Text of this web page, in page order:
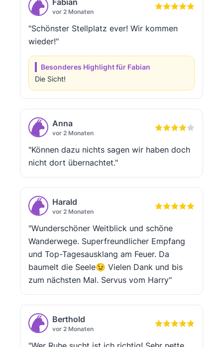
Fabian
vor 2 Monaten
"Schönster Stellplatz ever! Wir kommen
wieder!"
Besonderes Highlight für Fabian
Die Sicht!
Anna
vor 2 Monaten
"Können dazu nichts sagen wir haben doch
nicht dort übernachtet."
Harald
vor 2 Monaten
"Wunderschöner Weitblick und schöne
Wanderwege. Superfreundlicher Empfang
und Top-Tagesausklang am Feuer. Da
baumelt die Seele😉 Vielen Dank und bis
zum nächsten Mal. Servus vom Harry"
Berthold
vor 2 Monaten